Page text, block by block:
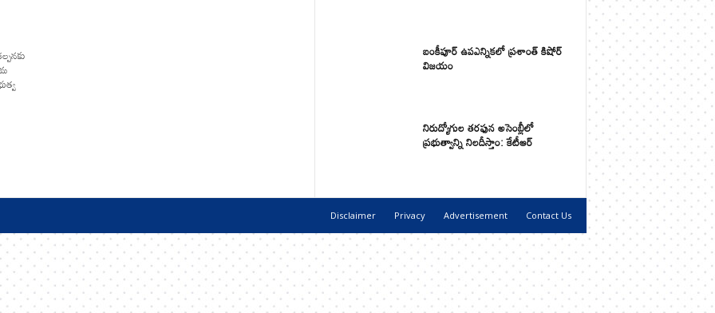
బంకీపూర్ ఉపఎన్నికలో ప్రశాంత్ కిషోర్
విజయం
నిరుద్యోగుల తరఫున అసెంబ్లీలో
ప్రభుత్వాన్ని నిలదీస్తాం: కేటీఆర్
Disclaimer Privacy Advertisement Contact Us